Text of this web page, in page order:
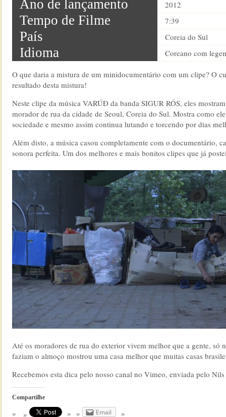
Ano de lançamento 2012
Tempo de Filme 7:39
País Coreia do Sul
Idioma Coreano com
O que daria a mistura de um minidocumentário com um clipe? O
resultado desta mistura!
Neste clipe da música VARÚÐ da banda SIGUR RÓS, eles
morador de rua da cidade de Seoul, Coreia do Sul. Mostra como
sociedade e mesmo assim continua lutando e torcendo por dias
Além disto, a música casou completamente com o documentário,
sonora perfeita. Um dos melhores e mais bonitos clipes que já
Até os moradores de rua do exterior vivem melhor que a gente, só
faziam o almoço mostrou uma casa melhor que muitas casas
Recebemos esta dica pelo nosso canal no Vimeo, enviada pelo Nils
Compartilhe
Email